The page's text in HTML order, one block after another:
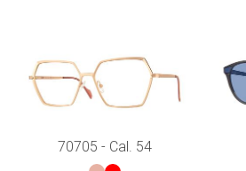
70705 - Cal. 54